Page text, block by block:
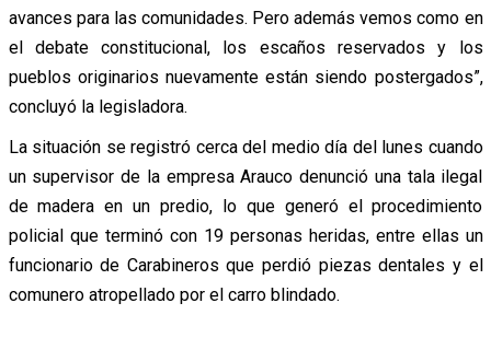
avances para las comunidades. Pero además vemos como en
el debate constitucional, los escaños reservados y los
pueblos originarios nuevamente están siendo postergados”,
concluyó la legisladora.
La situación se registró cerca del medio día del lunes cuando
un supervisor de la empresa Arauco denunció una tala ilegal
de madera en un predio, lo que generó el procedimiento
policial que terminó con 19 personas heridas, entre ellas un
funcionario de Carabineros que perdió piezas dentales y el
comunero atropellado por el carro blindado.